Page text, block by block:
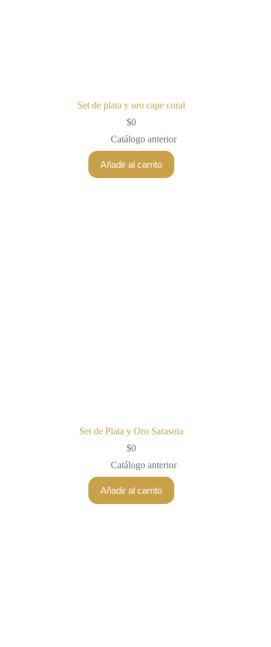
Set de plata y oro cape coral
$0
Catálogo anterior
Añadir al carrito
Set de Plata y Oro Sarasota
$0
Catálogo anterior
Añadir al carrito